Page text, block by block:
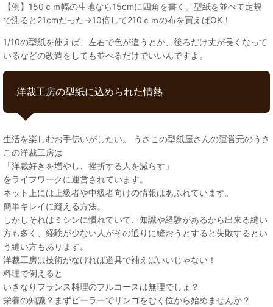
【例】150ｃｍ幅の生地なら15cmに四角を書く。型紙を並べて定規
で測ると21cmだった→10倍して210ｃｍの布を買えばOK！
1/10の型紙を使えば、左右で色が違うとか、後ろだけ丈が長くなって
いるなどの改造をしても並べるだけでいいんですよ。
洋裁工房の型紙に込められた情熱
生活を楽しむお手伝いがしたい。 うさこの型紙屋さんの運営元のうさ
この洋裁工房は
「洋裁好きを増やし、挫折する人を減らす」
をライフワークに運営されています。
ネット上には上級者や中級者向けの情報はあふれています。
簡単キレイに縫える方法。
しかしそれはミシンに慣れていて、知識や経験があるから出来る縫い
方も多く、経験が少ない人がその通りに縫おうとすると失敗するとい
う縫い方もあります。
洋裁工房は技術がなければ道具で補えばいいじゃない！
料理で例えると
いきなりフランス料理のフルコースは無理でしょ？
栄養の知識？まずピーラーでリンゴをむく位から始めませんか？